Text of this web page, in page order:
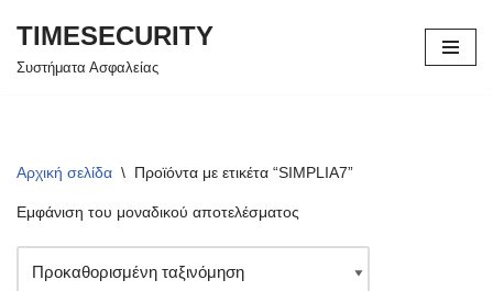
Μεταπηδήστε
TIMESECURITY
Συστήματα Ασφαλείας
Αρχική σελίδα \ Προϊόντα με ετικέτα “SIMPLIA7”
Εμφάνιση του μοναδικού αποτελέσματος